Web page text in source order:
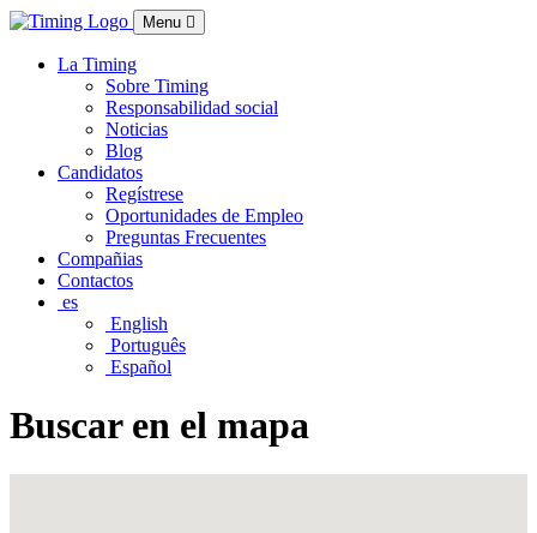
Menu
La Timing
Sobre Timing
Responsabilidad social
Noticias
Blog
Candidatos
Regístrese
Oportunidades de Empleo
Preguntas Frecuentes
Compañias
Contactos
es
English
Português
Español
Buscar en el mapa